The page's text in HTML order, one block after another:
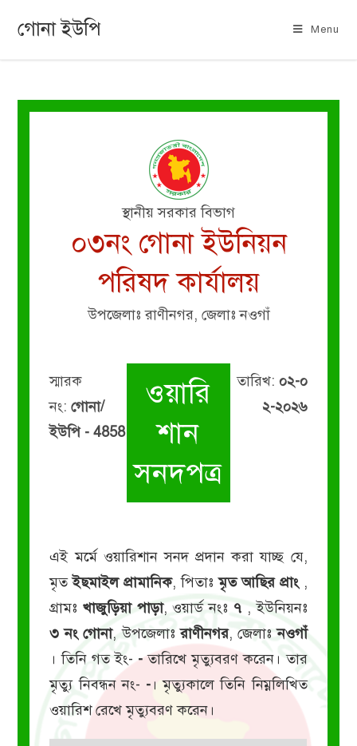
গোনা ইউপি Menu
স্থানীয় সরকার বিভাগ
০৩নং গোনা ইউনিয়ন
পরিষদ কার্যালয়
উপজেলাঃ রাণীনগর, জেলাঃ নওগাঁ
স্মারক
নং:গোনা/
ইউপি - 4858
ওয়ারি
শান
সনদপত্র
তারিখ: ০২-০
২-২০২৬
এই মর্মে ওয়ারিশান সনদ প্রদান করা যাচ্ছ যে,
মৃতইছমাইল প্রামানিক, পিতাঃমৃত আছির প্রাং,
গ্রামঃখাজুড়িয়া পাড়া, ওয়ার্ড নংঃ ৭ , ইউনিয়নঃ
৩ নং গোনা, উপজেলাঃরাণীনগর, জেলাঃনওগাঁ
। তিনি গত ইং- -তারিখে মৃত্যুবরণ করেন। তার
মৃত্যু নিবন্ধন নং- -। মৃত্যুকালে তিনি নিম্নলিখিত
ওয়ারিশ রেখে মৃত্যুবরণ করেন।